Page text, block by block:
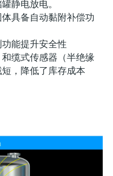
静电放电。
具备自动黏附补偿功
能提升安全性
缆式传感器（半绝缘
，降低了库存成本
前结果 X Xpert选型 (1)
什么是FLEX产品选型